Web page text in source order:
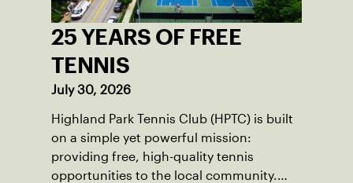
25 YEARS OF FREE
TENNIS
July 30, 2026
Highland Park Tennis Club (HPTC) is built
on a simple yet powerful mission:
providing free, high-quality tennis
opportunities to the local community.